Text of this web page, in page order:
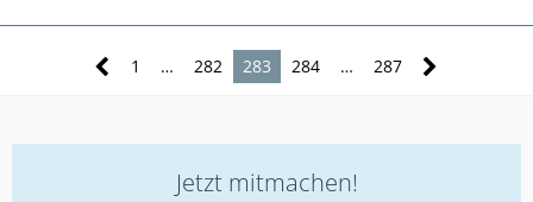
1 … 282 283 284 … 287
Jetzt mitmachen!